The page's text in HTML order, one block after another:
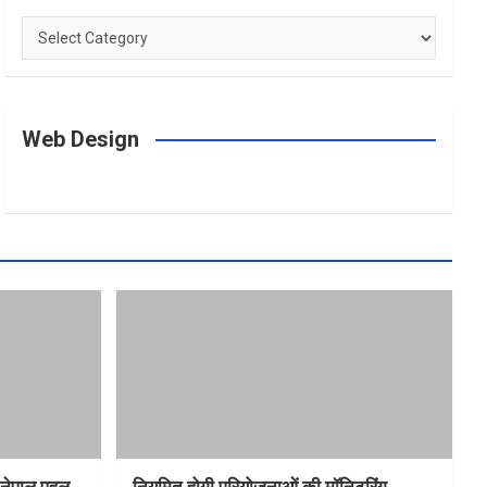
Categories
Web Design